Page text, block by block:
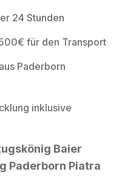
24 Stunden
für den Transport
Paderborn
inklusive
Baier
Paderborn Piatra